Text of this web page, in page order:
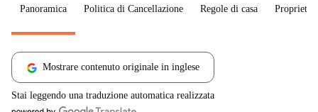
Panoramica Politica di Cancellazione Regole di casa
Mostrare contenuto originale in inglese
Stai leggendo una traduzione automatica realizzata